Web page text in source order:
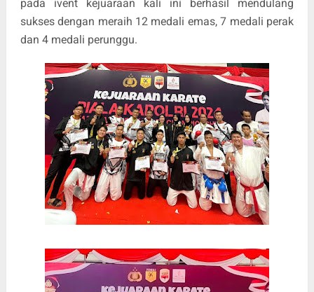
pada ivent kejuaraan kali ini berhasil mendulang
sukses dengan meraih 12 medali emas, 7 medali perak
dan 4 medali perunggu.